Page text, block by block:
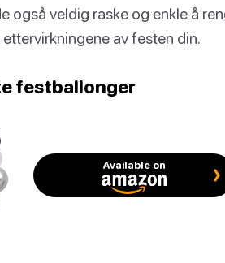
også veldig raske og enkle å
av festen din.
festballonger
Available on